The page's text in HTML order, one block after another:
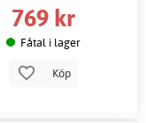
769 kr
Fåtal i lager
Köp